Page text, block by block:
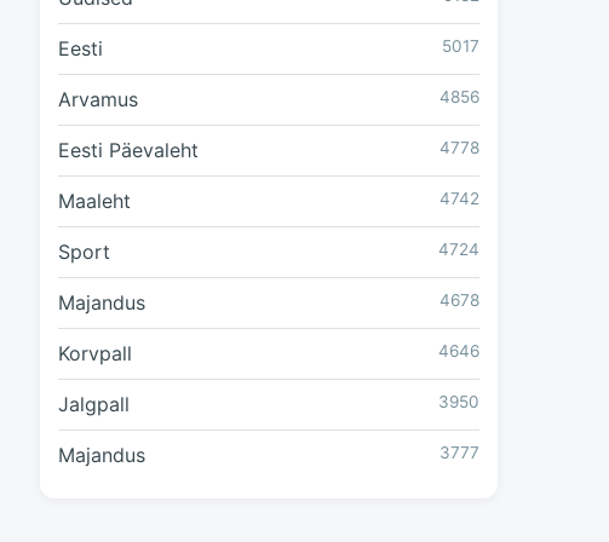
Eesti 5017
Arvamus 4856
Eesti Päevaleht 4778
Maaleht 4742
Sport 4724
Majandus 4678
Korvpall 4646
Jalgpall 3950
Majandus 3777